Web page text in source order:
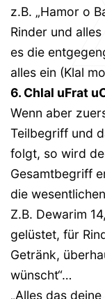
z.B. „Hamor o
Rinder und
es die
alles ein (Klal
6. Chlal uFrat
Wenn aber
Teilbegriff und
folgt, so wird
Gesamtbegriff
die
Z.B. Dewarim
gelüstet, für
Getränk,
wünscht“…
„Alles das